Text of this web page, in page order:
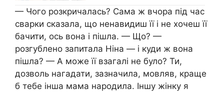
— Чого розкричалась? Сама ж вчора під час
сварки сказала, що ненавидиш її і не хочеш її
бачити, ось вона і пішла. — Що? —
розгублено запитала Ніна — і куди ж вона
пішла? — А може її взагалі не було? Ти,
дозволь нагадати, зазначила, мовляв, краще
б тебе інша мама народила. Іншу жінку я